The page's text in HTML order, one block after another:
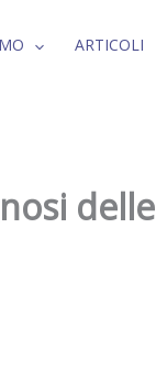
ARTICOLI
delle